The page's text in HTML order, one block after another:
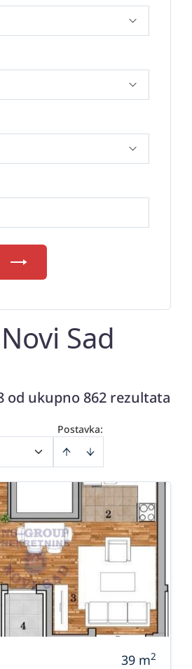
Sad
od ukupno 862 rezultata
Postavka:
39 m2